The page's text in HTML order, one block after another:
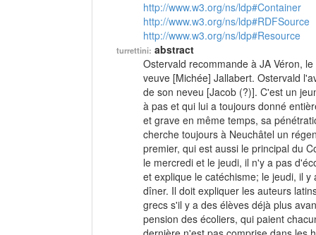
http://www.w3.org/ns/ldp#Container
http://www.w3.org/ns/ldp#RDFSource
http://www.w3.org/ns/ldp#Resource
turrettini: abstract
Ostervald recommande à JA Véron,
veuve [Michée] Jallabert. Ostervald
de son neveu [Jacob (?)]. C'est un
à pas et qui lui a toujours donné
et grave en même temps, sa
cherche toujours à Neuchâtel un
premier, qui est aussi le principal du
le mercredi et le jeudi, il n'y a pas
et explique le catéchisme; le jeudi, il
dîner. Il doit expliquer les auteurs
grecs s'il y a des élèves déjà plus
pension des écoliers, qui paient